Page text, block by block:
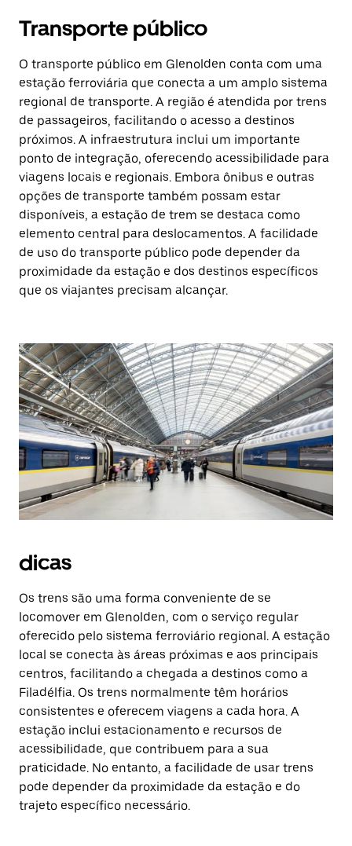
Transporte público
O transporte público em Glenolden conta com uma
estação ferroviária que conecta a um amplo sistema
regional de transporte. A região é atendida por trens
de passageiros, facilitando o acesso a destinos
próximos. A infraestrutura inclui um importante
ponto de integração, oferecendo acessibilidade para
viagens locais e regionais. Embora ônibus e outras
opções de transporte também possam estar
disponíveis, a estação de trem se destaca como
elemento central para deslocamentos. A facilidade
de uso do transporte público pode depender da
proximidade da estação e dos destinos específicos
que os viajantes precisam alcançar.
dicas
Os trens são uma forma conveniente de se
locomover em Glenolden, com o serviço regular
oferecido pelo sistema ferroviário regional. A estação
local se conecta às áreas próximas e aos principais
centros, facilitando a chegada a destinos como a
Filadélfia. Os trens normalmente têm horários
consistentes e oferecem viagens a cada hora. A
estação inclui estacionamento e recursos de
acessibilidade, que contribuem para a sua
praticidade. No entanto, a facilidade de usar trens
pode depender da proximidade da estação e do
trajeto específico necessário.